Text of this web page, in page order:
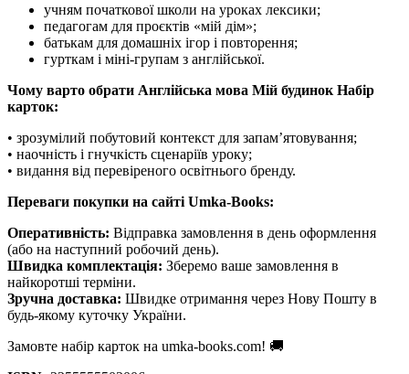
учням початкової школи на уроках лексики;
педагогам для проєктів «мій дім»;
батькам для домашніх ігор і повторення;
гурткам і міні-групам з англійської.
Чому варто обрати Англійська мова Мій будинок Набір
карток:
• зрозумілий побутовий контекст для запам’ятовування;
• наочність і гнучкість сценаріїв уроку;
• видання від перевіреного освітнього бренду.
Переваги покупки на сайті Umka-Books:
Оперативність: Відправка замовлення в день оформлення
(або на наступний робочий день).
Швидка комплектація: Зберемо ваше замовлення в
найкоротші терміни.
Зручна доставка: Швидке отримання через Нову Пошту в
будь-якому куточку України.
Замовте набір карток на umka-books.com! 🚚